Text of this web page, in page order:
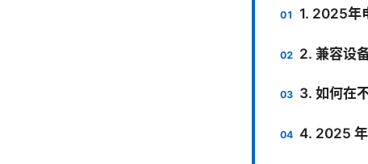
1. 2025年
2. 兼容设
3. 如何在
4. 2025